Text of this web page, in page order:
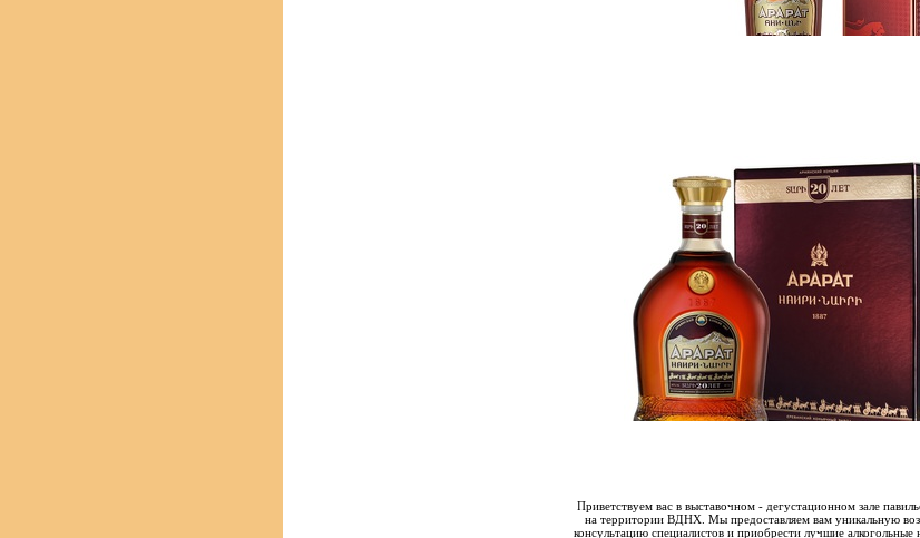
Приветствуем вас в выставочном - дегустационном зале
на территории ВДНХ. Мы предоставляем вам уникальную
консультацию специалистов и приобрести лучшие